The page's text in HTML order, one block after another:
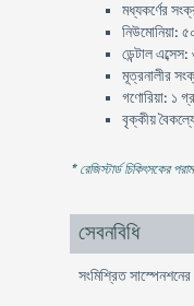
মধ্যকর্ণের
নিউমোনিয়া:
ডেন্টাল
মূত্রনালীর
গণোরিয়া: ১
বৃক্কীয়
* রেজিস্টার্ড চিকিৎসকের
সেবনবিধি
সংমিশ্রিত